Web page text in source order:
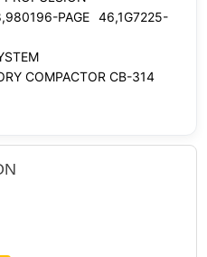
PAGE 46,1G7225-
COMPACTOR CB-314